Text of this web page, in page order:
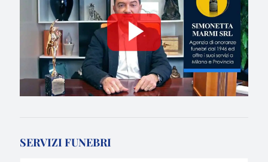
SERVIZI FUNEBRI